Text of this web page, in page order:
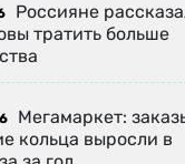
Россияне
тратить больше
Мегамаркет:
кольца выросли в